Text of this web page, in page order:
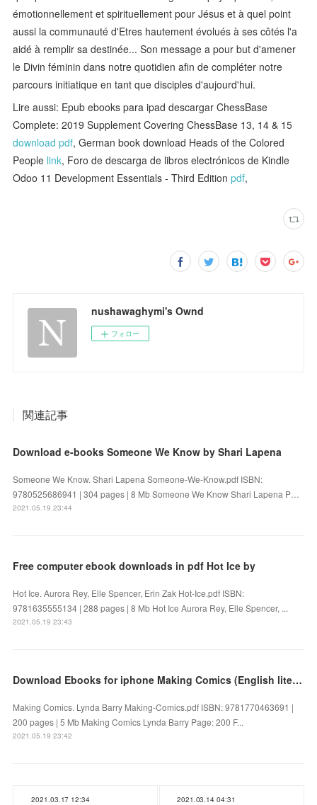
émotionnellement et spirituellement pour Jésus et à quel point
aussi la communauté d'Etres hautement évolués à ses côtés l'a
aidé à remplir sa destinée... Son message a pour but d'amener
le Divin féminin dans notre quotidien afin de compléter notre
parcours initiatique en tant que disciples d'aujourd'hui.
Lire aussi: Epub ebooks para ipad descargar ChessBase
Complete: 2019 Supplement Covering ChessBase 13, 14 & 15
download pdf, German book download Heads of the Colored
People link, Foro de descarga de libros electrónicos de Kindle
Odoo 11 Development Essentials - Third Editionpdf,
nushawaghymi's Ownd
フォロー
関連記事
Download e-books Someone We Know by Shari Lapena
Someone We Know. Shari Lapena Someone-We-Know.pdf ISBN:
9780525686941 | 304 pages | 8 Mb Someone We Know Shari Lapena P…
2021.05.19 23:44
Free computer ebook downloads in pdf Hot Ice by
Hot Ice. Aurora Rey, Elle Spencer, Erin Zak Hot-Ice.pdf ISBN:
9781635555134 | 288 pages | 8 Mb Hot Ice Aurora Rey, Elle Spencer, ...
2021.05.19 23:43
Download Ebooks for iphone Making Comics (English literature)
Making Comics. Lynda Barry Making-Comics.pdf ISBN: 9781770463691 |
200 pages | 5 Mb Making Comics Lynda Barry Page: 200 F...
2021.05.19 23:42
2021.03.17 12:34 2021.03.14 04:31